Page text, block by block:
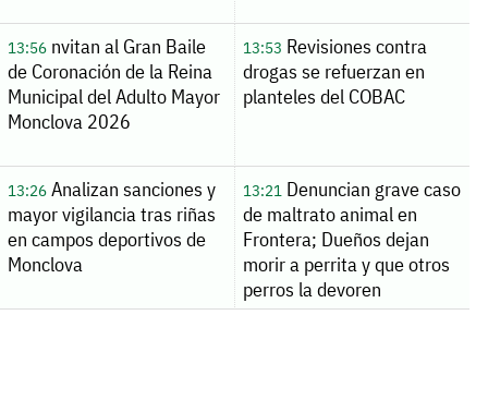
13:56nvitan al Gran Baile
de Coronación de la Reina
Municipal del Adulto Mayor
Monclova 2026
13:53 Revisiones contra
drogas se refuerzan en
planteles del COBAC
13:26Analizan sanciones y
mayor vigilancia tras riñas
en campos deportivos de
Monclova
13:21Denuncian grave caso
de maltrato animal en
Frontera; Dueños dejan
morir a perrita y que otros
perros la devoren